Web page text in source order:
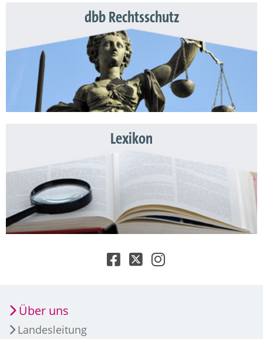
dbb Rechtsschutz
Lexikon
Über uns
Landesleitung